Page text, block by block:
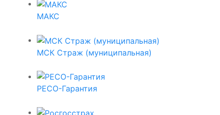
МАКС
МСК Страж (муниципальная)
РЕСО-Гарантия